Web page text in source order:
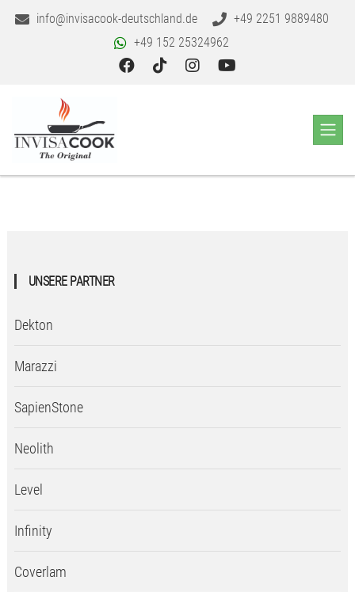
info@invisacook-deutschland.de
+49 2251 9889480
+49 152 25324962
UNSERE PARTNER
Dekton
Marazzi
SapienStone
Neolith
Level
Infinity
Coverlam